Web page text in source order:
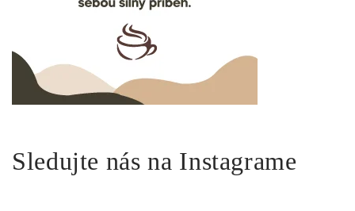
Sledujte nás na Instagrame